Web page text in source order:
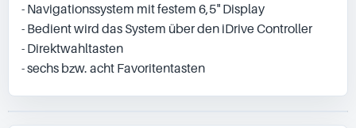
- Navigationssystem mit festem 6,5" Display
- Bedient wird das System über den iDrive Controller
- Direktwahltasten
- sechs bzw. acht Favoritentasten